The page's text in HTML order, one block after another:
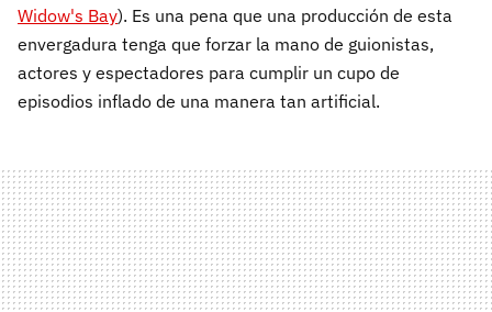
Widow's Bay). Es una pena que una producción de esta
envergadura tenga que forzar la mano de guionistas,
actores y espectadores para cumplir un cupo de
episodios inflado de una manera tan artificial.